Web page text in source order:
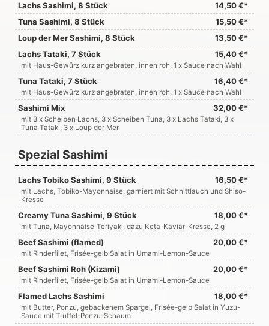
Lachs Sashimi, 8 Stück
14,50 €*
Tuna Sashimi, 8 Stück
15,50 €*
Loup der Mer Sashimi, 8 Stück
13,50 €*
Lachs Tataki, 7 Stück
15,40 €*
mit Haus-Gewürz kurz angebraten, innen roh, 1 x Sauce nach Wahl
Tuna Tataki, 7 Stück 16,40 €*
mit Haus-Gewürz kurz angebraten, innen roh, 1 x Sauce nach Wahl
Sashimi Mix 32,00 €*
mit 3 x Scheiben Lachs, 3 x Scheiben Tuna, 3 x Lachs Tataki, 3 x
Tuna Tataki, 3 x Loup der Mer
Spezial Sashimi
Lachs Tobiko Sashimi, 9 Stück 16,50 €*
mit Lachs, Tobiko-Mayonnaise, garniert mit Schnittlauch und Shiso-
Kresse
Creamy Tuna Sashimi, 9 Stück 18,00 €*
mit Tuna, Mayonnaise-Teriyaki, dazu Keta-Kaviar-Kresse, 2 g
Beef Sashimi (flamed) 20,00 €*
mit Rinderfilet, Frisée-gelb Salat in Umami-Lemon-Sauce
Beef Sashimi Roh (Kizami) 20,00 €*
mit Rinderfilet, Frisée-gelb Salat in Umami-Lemon-Sauce
Flamed Lachs Sashimi 18,00 €*
mit Butter, Ponzu, gebackenem Spargel, Frisée-gelb Salat in Yuzu-
Sauce mit Trüffel-Ponzu-Schaum